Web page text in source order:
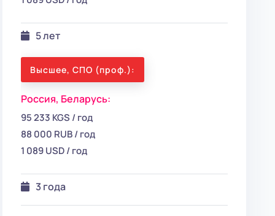
5 лет
Высшее, СПО (проф.):
Россия, Беларусь:
95 233 KGS / год
88 000 RUB / год
1 089 USD / год
3 года